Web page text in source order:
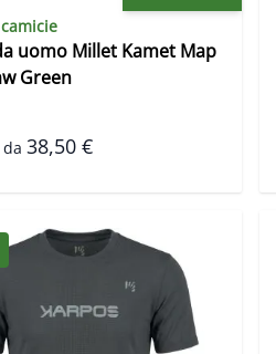
uomo Millet Kamet Map
Green
38,50 €